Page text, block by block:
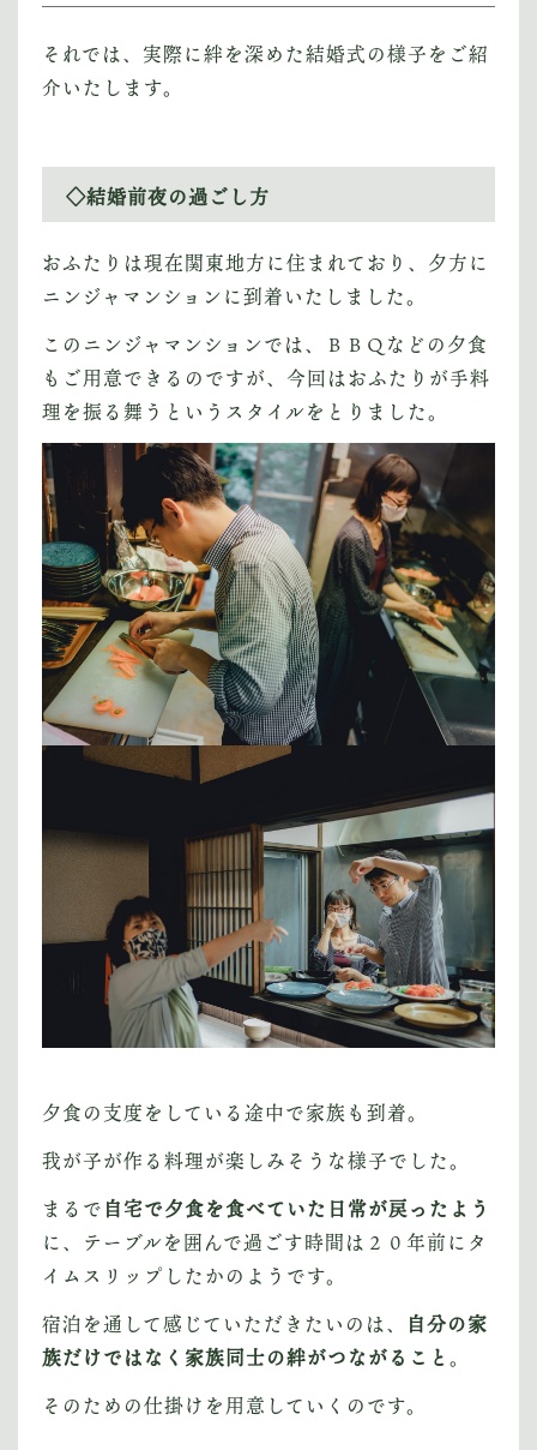
それでは、実際に絆を深めた結婚式の様子をご紹
介いたします。
◇結婚前夜の過ごし方
おふたりは現在関東地方に住まれており、夕方に
ニンジャマンションに到着いたしました。
このニンジャマンションでは、ＢＢＱなどの夕食
もご用意できるのですが、今回はおふたりが手料
理を振る舞うというスタイルをとりました。
夕食の支度をしている途中で家族も到着。
我が子が作る料理が楽しみそうな様子でした。
まるで 自宅で夕食を食べていた日常が戻ったよう
に、テーブルを囲んで過ごす時間は２０年前にタ
イムスリップしたかのようです。
宿泊を通して感じていただきたいのは、
自分の家
族だけではなく家族同士の絆がつながること 。
そのための仕掛けを用意していくのです。